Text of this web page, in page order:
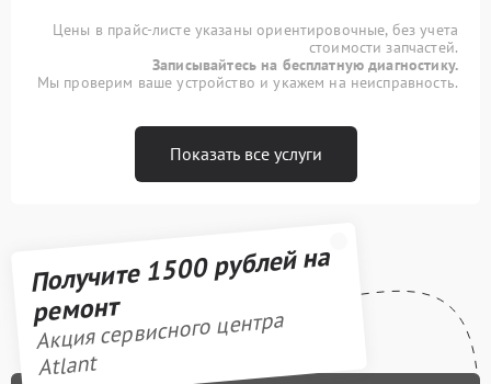
Цены в прайс-листе указаны ориентировочные, без учета
стоимости запчастей.
Записывайтесь на бесплатную диагностику.
Мы проверим ваше устройство и укажем на неисправность.
Показать все услуги
Получите 1500 рублей на
ремонт
Акция сервисного центра
Atlant